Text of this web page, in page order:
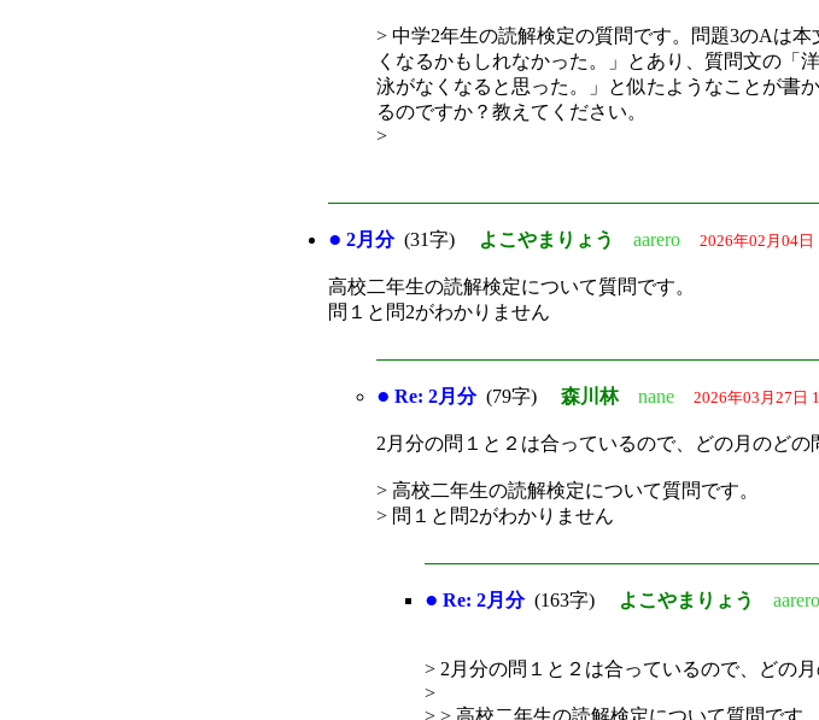
> 中学2年生の読解検定の質問です。問題3のAは
くなるかもしれなかった。」とあり、質問文の「
泳がなくなると思った。」と似たようなことが書
るのですか？教えてください。
>
● 2月分(31字) よこやまりょう aarero 2026年02月04日
高校二年生の読解検定について質問です。
問１と問2がわかりません
● Re: 2月分(79字) 森川林 nane 2026年03月27日
2月分の問１と２は合っているので、どの月のど
> 高校二年生の読解検定について質問です。
> 問１と問2がわかりません
● Re: 2月分(163字) よこやまりょう aarero
> 2月分の問１と２は合っているので、どの
>
> > 高校二年生の読解検定について質問です。